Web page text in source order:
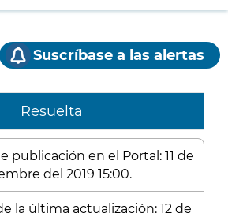
Suscríbase a las alertas
Resuelta
publicación en el Portal: 11 de
del 2019 15:00.
la última actualización: 12 de